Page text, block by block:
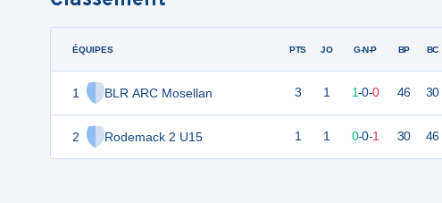
ÉQUIPES
1 BLR ARC Mosellan
2 Rodemack 2 U15
PTS JO G-N-P BP BC
3 1 1-0-0 46 30
1 1 0-0-1 30 46